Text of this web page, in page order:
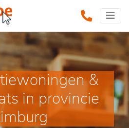
&
in provincie